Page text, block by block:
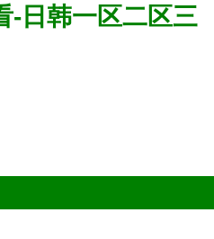
-日韩一区二区三